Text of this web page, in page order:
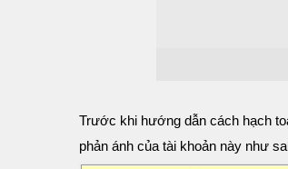
Trước khi hướng dẫn cách hạch
phản ánh của tài khoản này như